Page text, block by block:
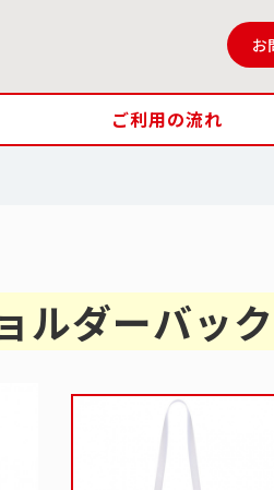
お
ご利用の流れ
ルダーバック